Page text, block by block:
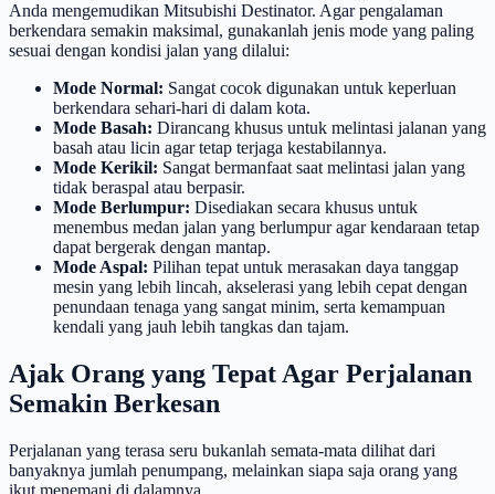
Anda mengemudikan Mitsubishi Destinator. Agar pengalaman
berkendara semakin maksimal, gunakanlah jenis mode yang paling
sesuai dengan kondisi jalan yang dilalui:
Mode Normal: Sangat cocok digunakan untuk keperluan
berkendara sehari-hari di dalam kota.
Mode Basah: Dirancang khusus untuk melintasi jalanan yang
basah atau licin agar tetap terjaga kestabilannya.
Mode Kerikil: Sangat bermanfaat saat melintasi jalan yang
tidak beraspal atau berpasir.
Mode Berlumpur: Disediakan secara khusus untuk
menembus medan jalan yang berlumpur agar kendaraan tetap
dapat bergerak dengan mantap.
Mode Aspal: Pilihan tepat untuk merasakan daya tanggap
mesin yang lebih lincah, akselerasi yang lebih cepat dengan
penundaan tenaga yang sangat minim, serta kemampuan
kendali yang jauh lebih tangkas dan tajam.
Ajak Orang yang Tepat Agar Perjalanan
Semakin Berkesan
Perjalanan yang terasa seru bukanlah semata-mata dilihat dari
banyaknya jumlah penumpang, melainkan siapa saja orang yang
ikut menemani di dalamnya.